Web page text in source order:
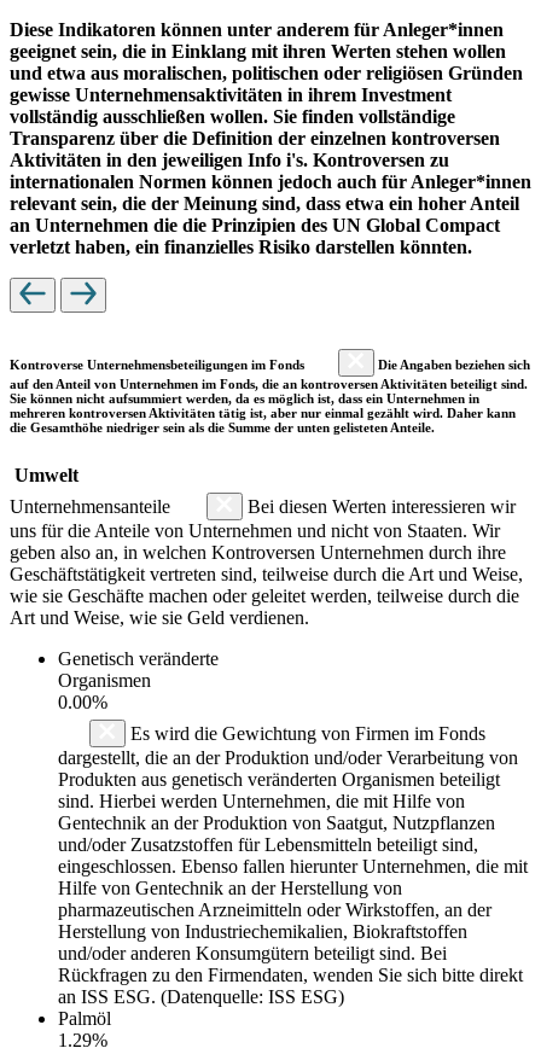
Diese Indikatoren können unter anderem für Anleger*innen
geeignet sein, die in Einklang mit ihren Werten stehen wollen
und etwa aus moralischen, politischen oder religiösen Gründen
gewisse Unternehmensaktivitäten in ihrem Investment
vollständig ausschließen wollen. Sie finden vollständige
Transparenz über die Definition der einzelnen kontroversen
Aktivitäten in den jeweiligen Info i's. Kontroversen zu
internationalen Normen können jedoch auch für Anleger*innen
relevant sein, die der Meinung sind, dass etwa ein hoher Anteil
an Unternehmen die die Prinzipien des UN Global Compact
verletzt haben, ein finanzielles Risiko darstellen könnten.
Kontroverse Unternehmensbeteiligungen im Fonds
Die Angaben beziehen sich
auf den Anteil von Unternehmen im Fonds, die an kontroversen Aktivitäten beteiligt sind.
Sie können nicht aufsummiert werden, da es möglich ist, dass ein Unternehmen in
mehreren kontroversen Aktivitäten tätig ist, aber nur einmal gezählt wird. Daher kann
die Gesamthöhe niedriger sein als die Summe der unten gelisteten Anteile.
Umwelt
Unternehmensanteile
Bei diesen Werten interessieren wir
uns für die Anteile von Unternehmen und nicht von Staaten. Wir
geben also an, in welchen Kontroversen Unternehmen durch ihre
Geschäftstätigkeit vertreten sind, teilweise durch die Art und Weise,
wie sie Geschäfte machen oder geleitet werden, teilweise durch die
Art und Weise, wie sie Geld verdienen.
Genetisch veränderte
Organismen
0.00%
Es wird die Gewichtung von Firmen im Fonds
dargestellt, die an der Produktion und/oder Verarbeitung von
Produkten aus genetisch veränderten Organismen beteiligt
sind. Hierbei werden Unternehmen, die mit Hilfe von
Gentechnik an der Produktion von Saatgut, Nutzpflanzen
und/oder Zusatzstoffen für Lebensmitteln beteiligt sind,
eingeschlossen. Ebenso fallen hierunter Unternehmen, die mit
Hilfe von Gentechnik an der Herstellung von
pharmazeutischen Arzneimitteln oder Wirkstoffen, an der
Herstellung von Industriechemikalien, Biokraftstoffen
und/oder anderen Konsumgütern beteiligt sind. Bei
Rückfragen zu den Firmendaten, wenden Sie sich bitte direkt
an ISS ESG. (Datenquelle: ISS ESG)
Palmöl
1.29%